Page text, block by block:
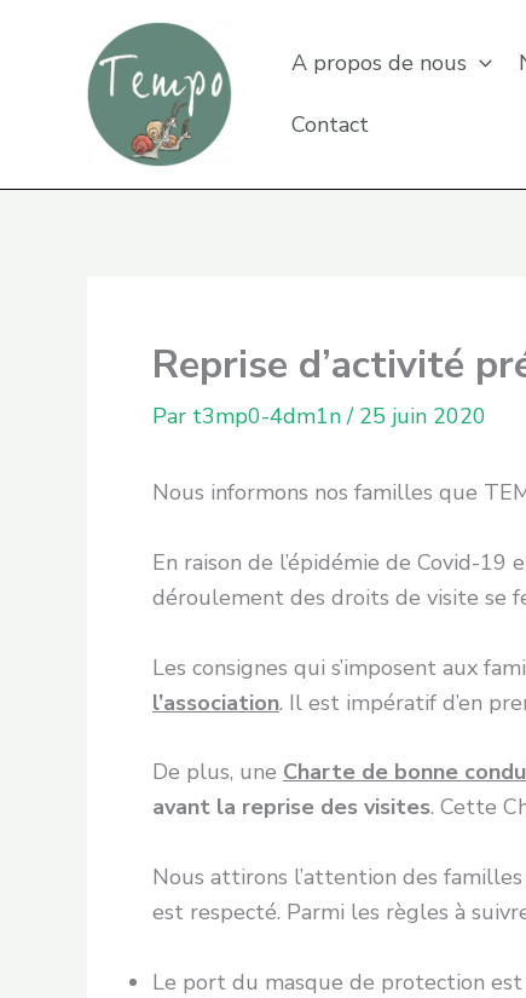
A propos de nous
Contact
Reprise d’activité
Par t3mp0-4dm1n/ 25 juin 2020
Nous informons nos familles que
En raison de l’épidémie de Covid-19
déroulement des droits de visite se
Les consignes qui s’imposent aux
l’association. Il est impératif d’en
De plus, une Charte de bonne
avant la reprise des visites. Cette
Nous attirons l’attention des
est respecté. Parmi les règles à
Le port du masque de protection